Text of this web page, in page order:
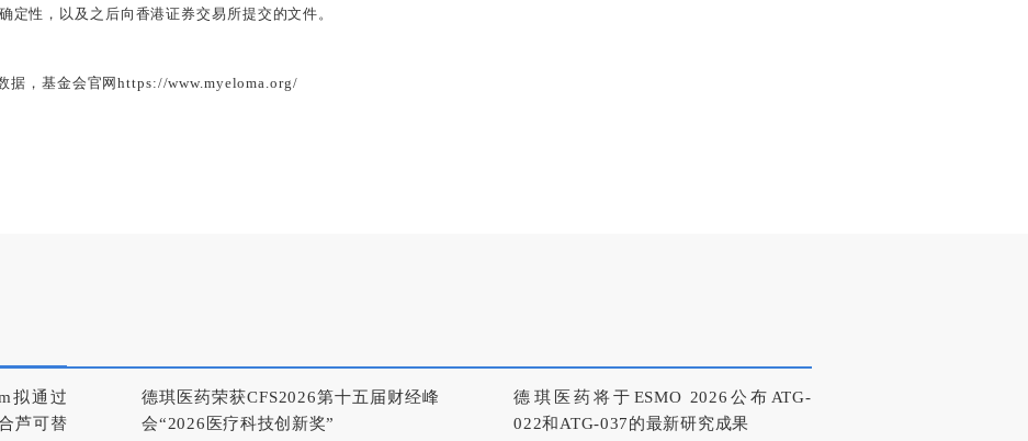
定性，以及之后向香港证券交易所提交的文件。
据，基金会官网https://www.myeloma.org/
拟通过
芦可替
德琪医药荣获CFS2026第十五届财经峰
会“2026医疗科技创新奖”
德琪医药将于ESMO 2026公布ATG-
022和ATG-037的最新研究成果